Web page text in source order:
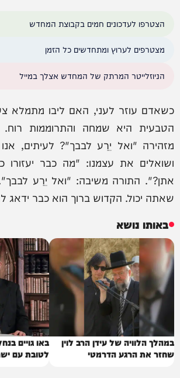
הצטרפו לעדכונים חמים בקבוצת המחדש
מצטרפים לערוץ ומתחדשים כל הזמן
הניוזלייטר המרתק של המחדש אצלך במייל
כשאדם עוזר לעני, האם ליבו מתמלא
הטבעית היא שמחה והתרוממות
מזהירה "ואל יֵרַע לבבך"? לעיתים,
ושואלים את עצמנו: "מה כבר
אתן?". התורה משיבה: "ואל יֵרַע
שאתה יכול. הקדוש ברוך הוא כבר
באותו נושא
במהלך הלוויה של עידן הרב לוין
שחזר את הרגע הדרמטי
באו גויים
לטובת עם